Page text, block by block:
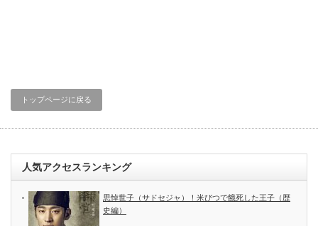
トップページに戻る
人気アクセスランキング
思悼世子（サドセジャ）！米びつで餓死した王子（歴
史編）